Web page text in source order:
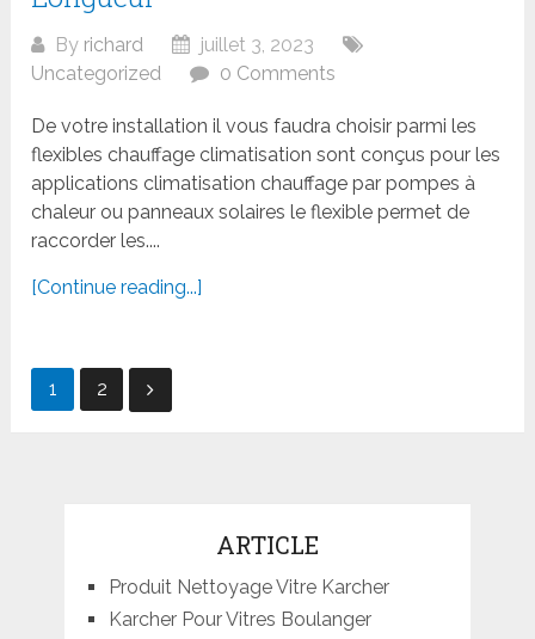
By richard
juillet 3, 2023
Uncategorized
0 Comments
De votre installation il vous faudra choisir parmi les
flexibles chauffage climatisation sont conçus pour les
applications climatisation chauffage par pompes à
chaleur ou panneaux solaires le flexible permet de
raccorder les....
[Continue reading...]
Navigation
1 2
ARTICLE
Produit Nettoyage Vitre Karcher
Karcher Pour Vitres Boulanger